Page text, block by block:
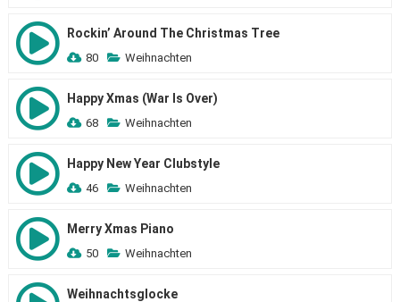
Rockin’ Around The Christmas Tree
80 Weihnachten
Happy Xmas (War Is Over)
68 Weihnachten
Happy New Year Clubstyle
46 Weihnachten
Merry Xmas Piano
50 Weihnachten
Weihnachtsglocke